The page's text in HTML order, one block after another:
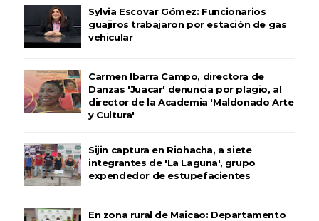
Sylvia Escovar Gómez: Funcionarios
guajiros trabajaron por estación de gas
vehicular
Carmen Ibarra Campo, directora de
Danzas 'Juacar' denuncia por plagio, al
director de la Academia 'Maldonado Arte
y Cultura'
Sijin captura en Riohacha, a siete
integrantes de 'La Laguna', grupo
expendedor de estupefacientes
En zona rural de Maicao: Departamento